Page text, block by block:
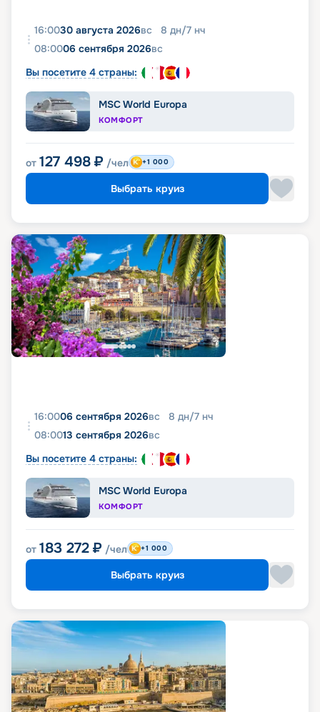
16:0030 августа 2026вс 8 дн/7 нч
08:0006 сентября 2026вс
Вы посетите 4 страны:
MSC World Europa
КОМФОРТ
от 127 498 ₽ /чел +1 000
Выбрать круиз
16:0006 сентября 2026вс 8 дн/7 нч
08:0013 сентября 2026вс
Вы посетите 4 страны:
MSC World Europa
КОМФОРТ
от 183 272 ₽ /чел +1 000
Выбрать круиз